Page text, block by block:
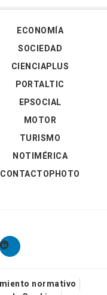
ECONOMÍA
SOCIEDAD
CIENCIAPLUS
PORTALTIC
EPSOCIAL
MOTOR
TURISMO
NOTIMÉRICA
CONTACTOPHOTO
normativo